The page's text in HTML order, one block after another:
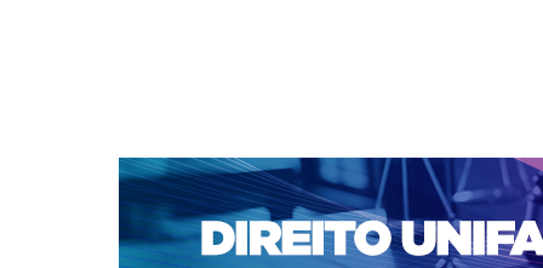
CAPA SOBRE ACESSO CADASTRO
NOTÍCIAS
EDIÇÕES DE Nº 1 A 100 WEBMAIL
Capa>n. 313 (2026) > Castro